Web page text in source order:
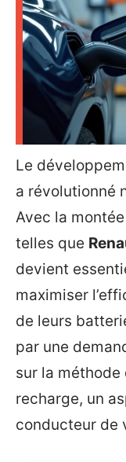
Le
a révolutionné
Avec la
telles que
devient
maximiser
de leurs
par une
sur la
recharge, un
conducteur de